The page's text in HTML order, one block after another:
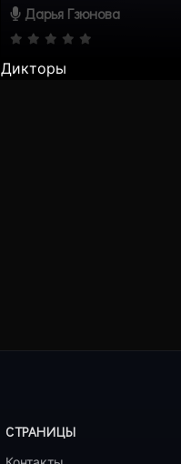
Дарья Гзюнова
Дикторы
СТРАНИЦЫ